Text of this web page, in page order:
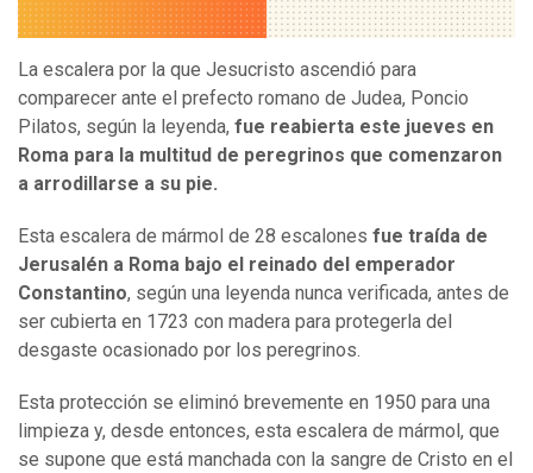
La escalera por la que Jesucristo ascendió para
comparecer ante el prefecto romano de Judea, Poncio
Pilatos, según la leyenda, fue reabierta este jueves en
Roma para la multitud de peregrinos que comenzaron
a arrodillarse a su pie.
Esta escalera de mármol de 28 escalones fue traída de
Jerusalén a Roma bajo el reinado del emperador
Constantino, según una leyenda nunca verificada, antes de
ser cubierta en 1723 con madera para protegerla del
desgaste ocasionado por los peregrinos.
Esta protección se eliminó brevemente en 1950 para una
limpieza y, desde entonces, esta escalera de mármol, que
se supone que está manchada con la sangre de Cristo en el